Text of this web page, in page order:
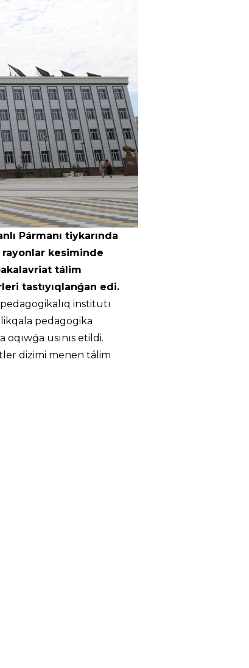
Pármanı tiykarında
rayonlar kesiminde
tálim
tastıyıqlanǵan edi.
institutı
pedagogika
usınıs etildi.
dizimi menen tálim